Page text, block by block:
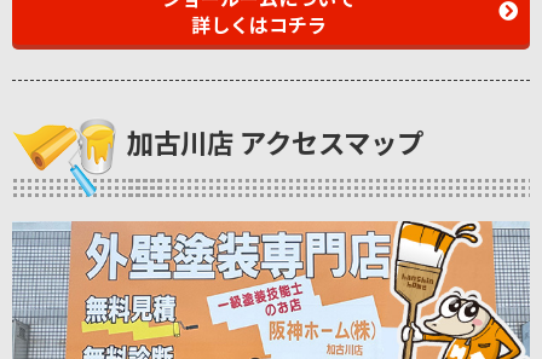
詳しくはコチラ
加古川店 アクセスマップ